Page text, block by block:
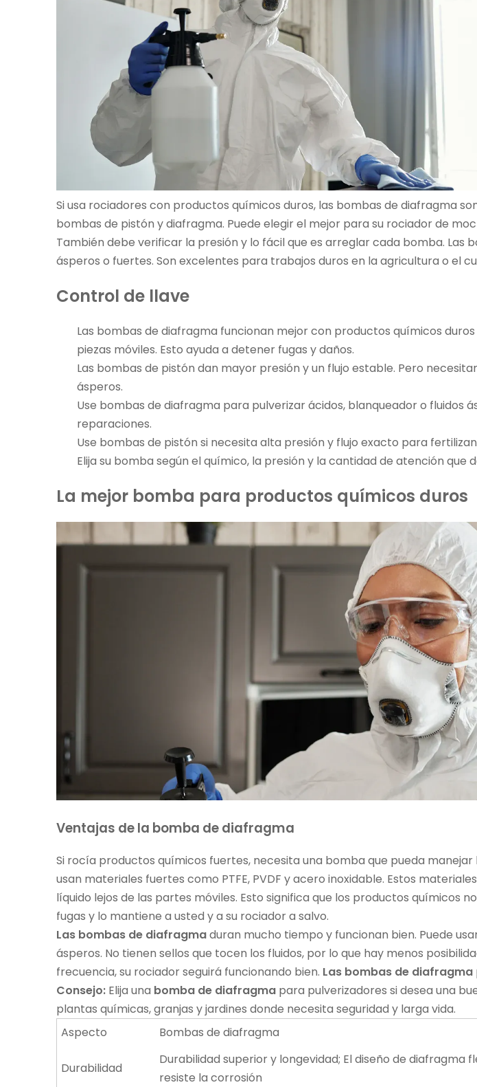
Si usa rociadores con productos químicos duros, las bombas de diafragma
bombas de pistón y diafragma. Puede elegir el mejor para su rociador de
También debe verificar la presión y lo fácil que es arreglar cada bomba.
ásperos o fuertes. Son excelentes para trabajos duros en la agricultura o el
Control de llave
Las bombas de diafragma funcionan mejor con productos químicos
piezas móviles. Esto ayuda a detener fugas y daños.
Las bombas de pistón dan mayor presión y un flujo estable. Pero
ásperos.
Use bombas de diafragma para pulverizar ácidos, blanqueador o fluidos
reparaciones.
Use bombas de pistón si necesita alta presión y flujo exacto para
Elija su bomba según el químico, la presión y la cantidad de atención que
La mejor bomba para productos químicos duros
Ventajas de la bomba de diafragma
Si rocía productos químicos fuertes, necesita una bomba que pueda manejar
usan materiales fuertes como PTFE, PVDF y acero inoxidable. Estos
líquido lejos de las partes móviles. Esto significa que los productos químicos
fugas y lo mantiene a usted y a su rociador a salvo.
Las bombas de diafragmaduran mucho tiempo y funcionan bien. Puede
ásperos. No tienen sellos que tocen los fluidos, por lo que hay menos
frecuencia, su rociador seguirá funcionando bien. Las bombas de diafragma
Consejo: Elija una bomba de diafragma para pulverizadores si desea una
plantas químicas, granjas y jardines donde necesita seguridad y larga vida.
Aspecto
Bombas de diafragma
Durabilidad
Durabilidad superior y longevidad; El diseño de diafragma
resiste la corrosión